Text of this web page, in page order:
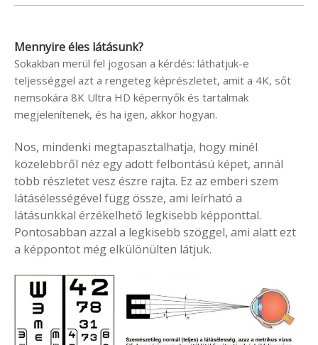
Mennyire éles látásunk?
Sokakban merül fel jogosan a kérdés: láthatjuk-e
teljességgel azt a rengeteg képrészletet, amit a 4K, sőt
nemsokára 8K Ultra HD képernyők és tartalmak
megjelenítenek, és ha igen, akkor hogyan.
Nos, mindenki megtapasztalhatja, hogy minél
közelebbről néz egy adott felbontású képet, annál
több részletet vesz észre rajta. Ez az emberi szem
látásélességével függ össze, ami leírható a
látásunkkal érzékelhető legkisebb képponttal.
Pontosabban azzal a legkisebb szöggel, ami alatt ezt
a képpontot még elkülönülten látjuk.